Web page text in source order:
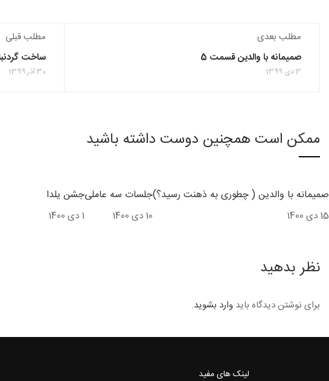
مطلب قبلی
ساخت
30 آذر 1399
مطلب بعدی
صمیمانه با والدین قسمت 5
3 دی 1399
ممکن است همچنین دوست داشته باشید
صمیمانه با والدین ( چطوری به ذهنت رسید؟)
15 دی 1400
جلسات سه عاملی
10 دی 1400
جشن یلدا
1 دی 1400
نظر بدهید
برای نوشتن دیدگاه بایدوارد بشوید.
لینک های مفید